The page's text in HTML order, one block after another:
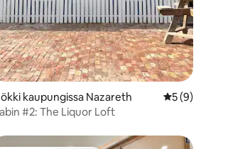
kaupungissa Nazareth Keskimääräinen
5 (9)
#2: The Liquor Loft